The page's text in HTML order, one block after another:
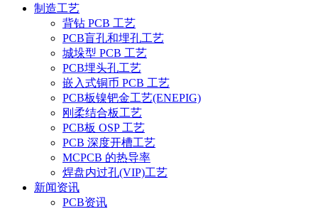
制造工艺
背钻 PCB 工艺
PCB盲孔和埋孔工艺
城垛型 PCB 工艺
PCB埋头孔工艺
嵌入式铜币 PCB 工艺
PCB板镍钯金工艺(ENEPIG)
刚柔结合板工艺
PCB板 OSP 工艺
PCB 深度开槽工艺
MCPCB 的热导率
焊盘内过孔(VIP)工艺
新闻资讯
PCB资讯